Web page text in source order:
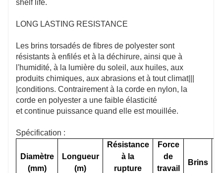
shelf life.
LONG LASTING RESISTANCE
Les brins torsadés de fibres de polyester sont
résistants à enfilés et à la déchirure, ainsi que à
l'humidité, à la lumière du soleil, aux huiles, aux
produits chimiques, aux abrasions et à tout climat|||
|conditions. Contrairement à la corde en nylon, la
corde en polyester a une faible élasticité
et continue puissance quand elle est mouillée.
Spécification :
Diamètre
(mm)
Longueur
(m)
Résistance
à la
rupture
Force
de
travail
Brins